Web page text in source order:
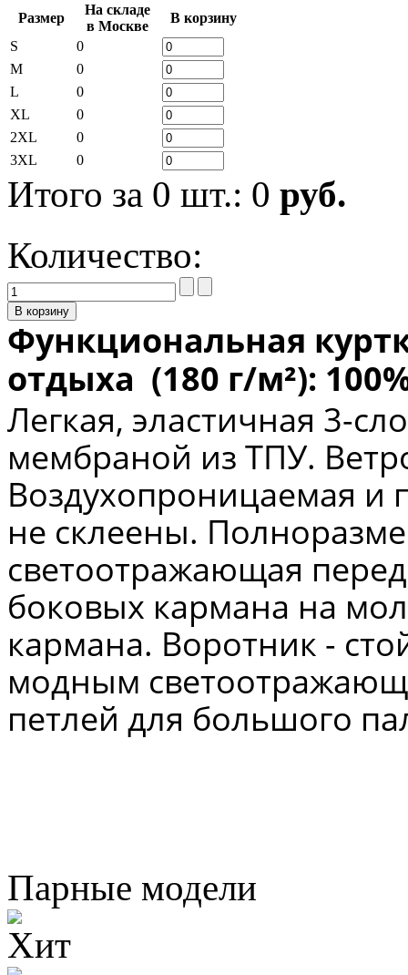
Размер
На складе
в Москве
В корзину
S
0
M
0
L
0
XL
0
2XL
0
3XL
0
Итого за 0 шт.: 0 руб.
Количество:
Функциональная
отдыха (180 г/м²):
Легкая, эластичная 3-
мембраной из ТПУ.
Воздухопроницаемая и
не склеены.
светоотражающая
боковых кармана на
кармана. Воротник -
модным
петлей для большого
Парные модели